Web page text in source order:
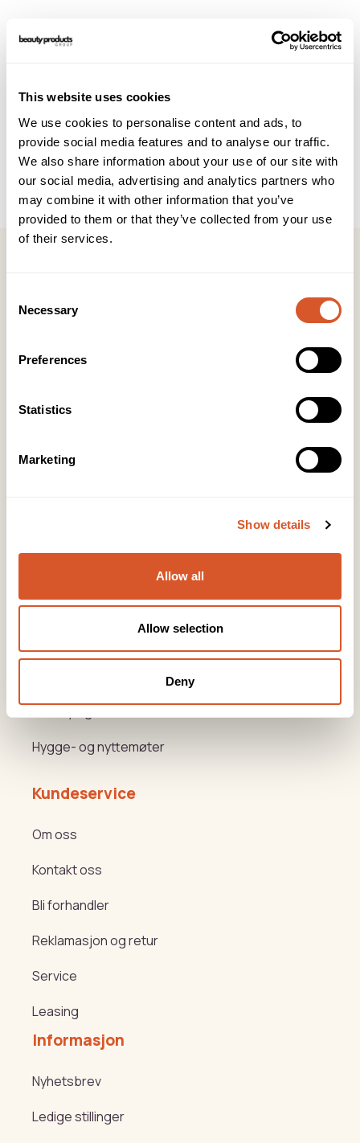
This website uses cookies
We use cookies to personalise content and ads, to
provide social media features and to analyse our traffic.
We also share information about your use of our site with
our social media, advertising and analytics partners who
may combine it with other information that you’ve
provided to them or that they’ve collected from your use
of their services.
Selection
Necessary
Preferences
Statistics
Marketing
Show details
Allow all
Allow selection
Deny
Brukerveiledning INCI
Fargede akrylpuddere som gir teknikere et uendelig utvalg
av muligheter for å skape unike design. Pudderene kan
blandes for å lage farger på egen hånd.
Kontakt
KONTOR HUDAVDELING
post@biovital.no
Produkter
Hygge- og nyttemøter
Kundeservice
Om oss
Kontakt oss
Bli forhandler
Reklamasjon og retur
Service
Leasing
Informasjon
Nyhetsbrev
Ledige stillinger